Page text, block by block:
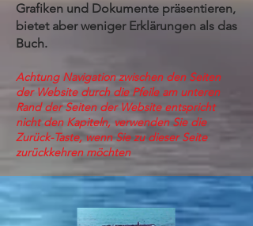
Grafiken und Dokumente präsentieren,
bietet aber weniger Erklärungen als das
Buch.
Achtung Navigation zwischen den Seiten
der Website durch die Pfeile am unteren
Rand der Seiten der Website entspricht
nicht den Kapiteln, verwenden Sie die
Zurück-Taste, wenn Sie zu dieser Seite
zurückkehren möchten